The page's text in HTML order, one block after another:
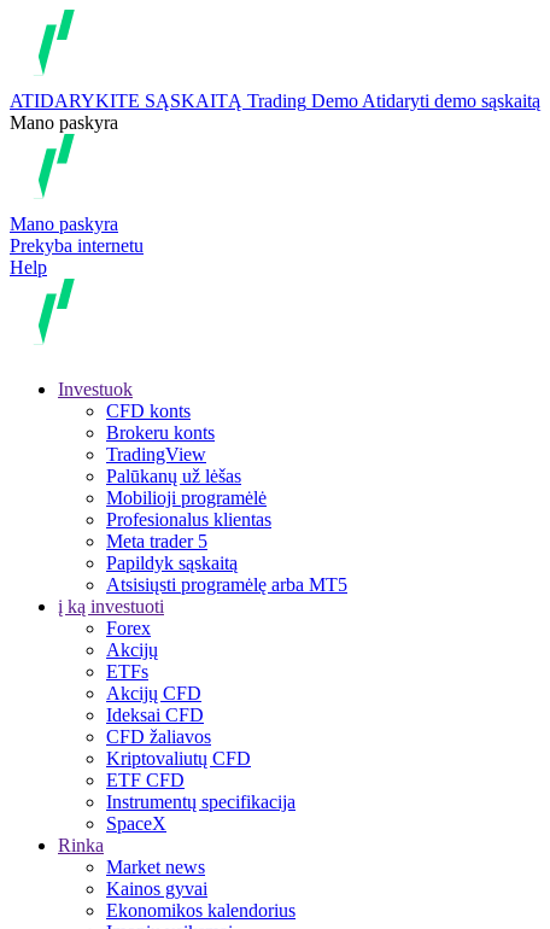
ATIDARYKITE SĄSKAITĄ Trading Demo Atidaryti demo sąskaitą
Mano paskyra
Mano paskyra
Prekyba internetu
Help
Investuok
CFD konts
Brokeru konts
TradingView
Palūkanų už lėšas
Mobilioji programėlė
Profesionalus klientas
Meta trader 5
Papildyk sąskaitą
Atsisiųsti programėlę arba MT5
į ką investuoti
Forex
Akcijų
ETFs
Akcijų CFD
Ideksai CFD
CFD žaliavos
Kriptovaliutų CFD
ETF CFD
Instrumentų specifikacija
SpaceX
Rinka
Market news
Kainos gyvai
Ekonomikos kalendorius